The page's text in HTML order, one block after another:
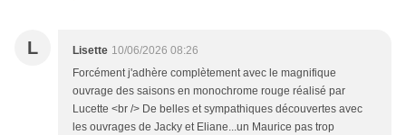
L Lisette 10/06/2026 08:26
Forcément j'adhère complètement avec le magnifique
ouvrage des saisons en monochrome rouge réalisé par
Lucette <br /> De belles et sympathiques découvertes avec
les ouvrages de Jacky et Eliane...un Maurice pas trop